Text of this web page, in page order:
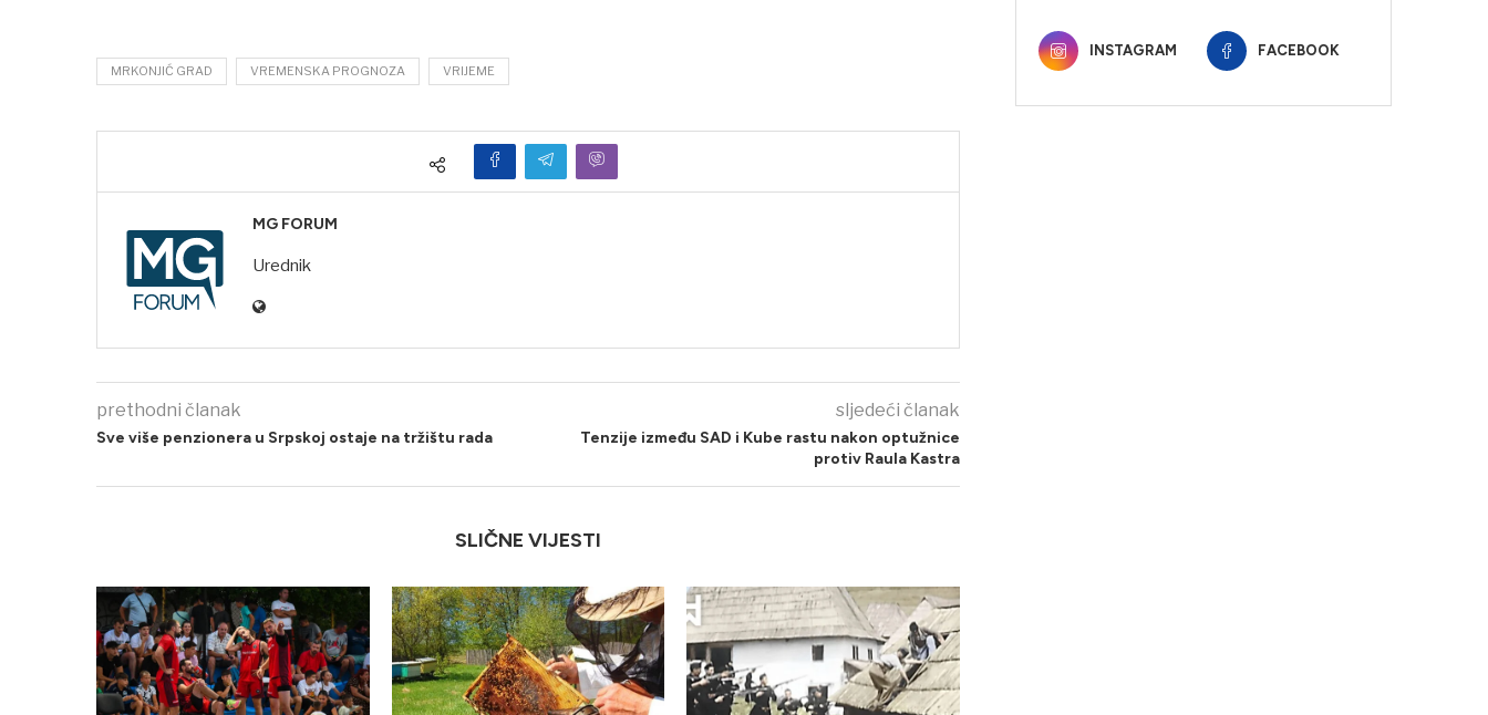
MRKONJIĆ GRAD VREMENSKA PROGNOZA VRIJEME
MG FORUM
Urednik
prethodni članak
Sve više penzionera u Srpskoj ostaje na tržištu rada
sljedeći članak
Tenzije između SAD i Kube rastu nakon optužnice
protiv Raula Kastra
SLIČNE VIJESTI
INSTAGRAM FACEBOOK